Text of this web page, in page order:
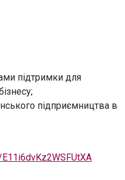
підтримки для
підприємництва в